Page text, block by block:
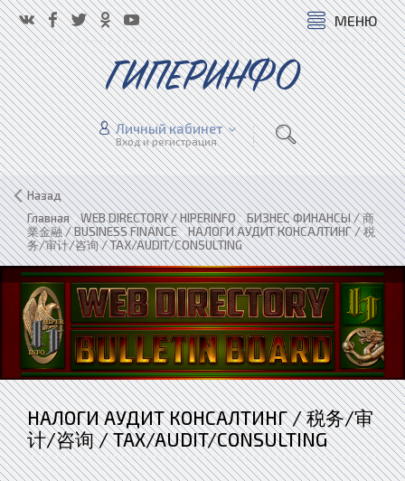
МЕНЮ
ГИПЕРИНФО
Личный кабинет
Вход и регистрация
Назад
Главная»WEB DIRECTORY / HIPERINFO»БИЗНЕС ФИНАНСЫ / 商
業金融 / BUSINESS FINANCE»НАЛОГИ АУДИТ КОНСАЛТИНГ / 税
务/审计/咨询 / TAX/AUDIT/CONSULTING
НАЛОГИ АУДИТ КОНСАЛТИНГ / 税务/审
计/咨询 / TAX/AUDIT/CONSULTING